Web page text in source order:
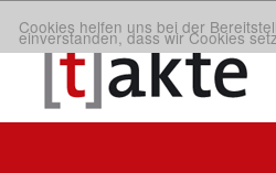
Cookies helfen uns bei der
einverstanden, dass wir Cookies